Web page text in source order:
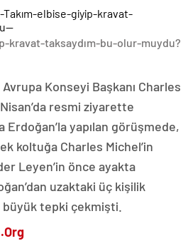
kravat-taksaydım-bu-olur-muydu?
Konseyi Başkanı Charles
resmi ziyarette
Erdoğan’la yapılan görüşmede,
koltuğa Charles Michel’in
Leyen’in önce ayakta
uzaktaki üç kişilik
tepki çekmişti.